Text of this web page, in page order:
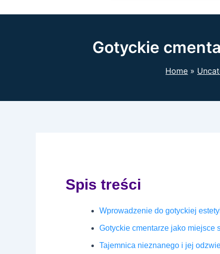
Gotyckie
Home
Spis treści
Wprowadzenie do gotyckiej
Gotyckie cmentarze jako miejsce
Tajemnica nieznanego i jej